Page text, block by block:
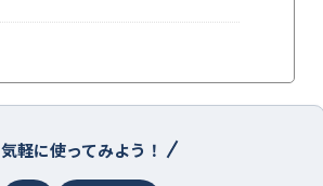
気軽に使ってみよう！